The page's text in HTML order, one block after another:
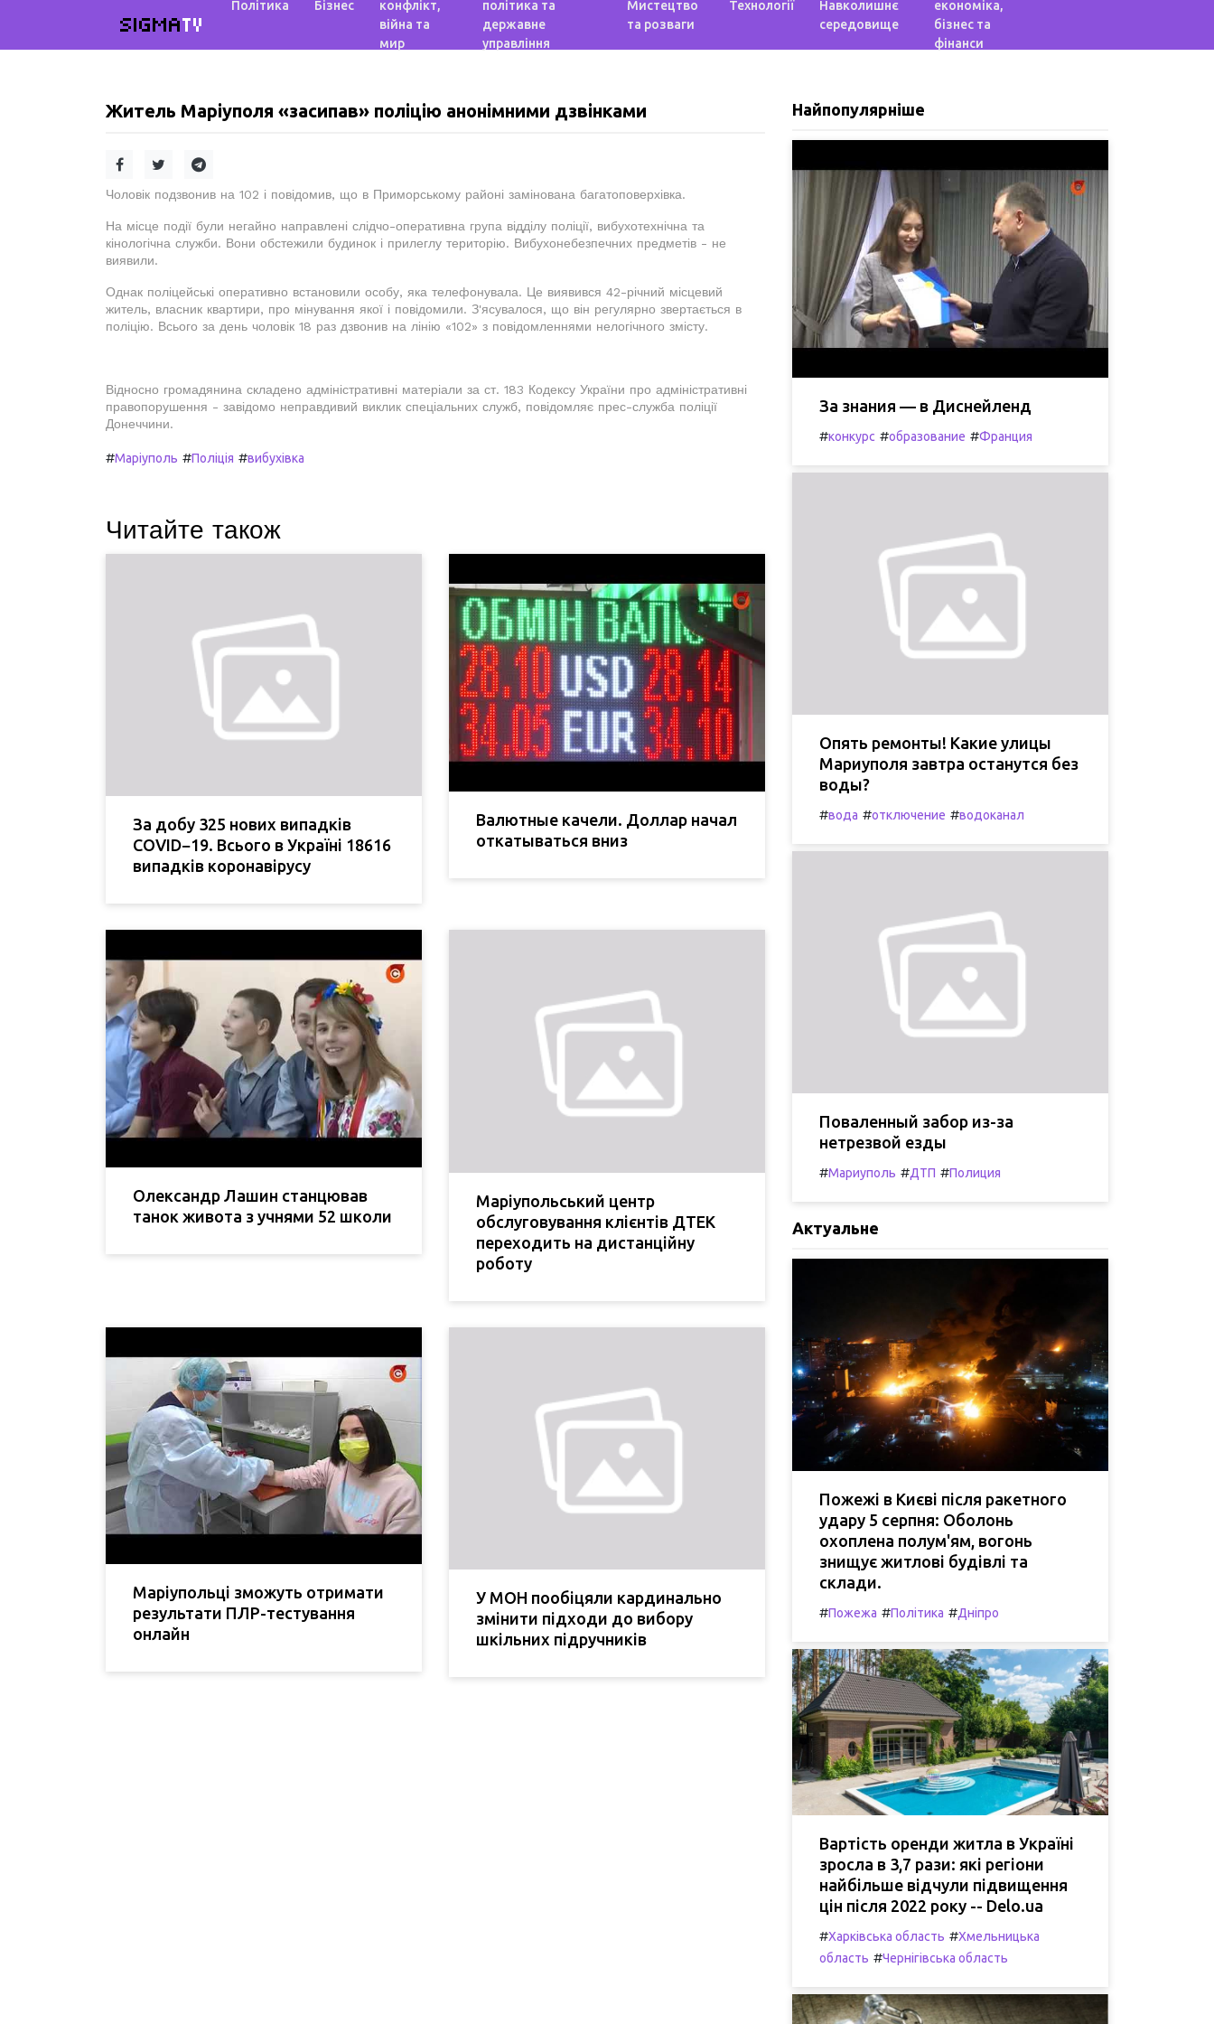
SIGMATV
Політика Бізнес
конфлікт,
війна та
мир
політика та
державне
управління
Мистецтво
та розваги
Технології
Навколишнє
середовище
економіка,
бізнес та
фінанси
Житель Маріуполя «засипав» поліцію анонімними дзвінками
Чоловік подзвонив на 102 і повідомив, що в Приморському районі замінована багатоповерхівка.
На місце події були негайно направлені слідчо-оперативна група відділу поліції, вибухотехнічна та
кінологічна служби. Вони обстежили будинок і прилеглу територію. Вибухонебезпечних предметів - не
виявили.
Однак поліцейські оперативно встановили особу, яка телефонувала. Це виявився 42-річний місцевий
житель, власник квартири, про мінування якої і повідомили. З'ясувалося, що він регулярно звертається в
поліцію. Всього за день чоловік 18 раз дзвонив на лінію «102» з повідомленнями нелогічного змісту.
Відносно громадянина складено адміністративні матеріали за ст. 183 Кодексу України про адміністративні
правопорушення - завідомо неправдивий виклик спеціальних служб, повідомляє прес-служба поліції
Донеччини.
#Маріуполь #Поліція #вибухівка
Читайте також
За добу 325 нових випадків
COVID−19. Всього в Україні 18616
випадків коронавірусу
Валютные качели. Доллар начал
откатываться вниз
Олександр Лашин станцював
танок живота з учнями 52 школи
Маріупольський центр
обслуговування клієнтів ДТЕК
переходить на дистанційну
роботу
Маріупольці зможуть отримати
результати ПЛР-тестування
онлайн
У МОН пообіцяли кардинально
змінити підходи до вибору
шкільних підручників
Найпопулярніше
За знания — в Диснейленд
#конкурс #образование #Франция
Опять ремонты! Какие улицы
Мариуполя завтра останутся без
воды?
#вода #отключение #водоканал
Поваленный забор из-за
нетрезвой езды
#Мариуполь #ДТП #Полиция
Актуальне
Пожежі в Києві після ракетного
удару 5 серпня: Оболонь
охоплена полум'ям, вогонь
знищує житлові будівлі та
склади.
#Пожежа #Політика #Дніпро
Вартість оренди житла в Україні
зросла в 3,7 рази: які регіони
найбільше відчули підвищення
цін після 2022 року -- Delo.ua
#Харківська область #Хмельницька
область #Чернігівська область